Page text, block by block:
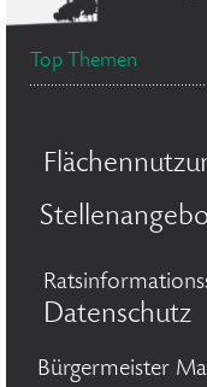
Top Themen
Datenschutz
Bürgermeister